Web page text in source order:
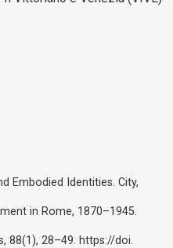
Embodied Identities. City,
in Rome, 1870–1945.
88(1), 28–49. https://doi.